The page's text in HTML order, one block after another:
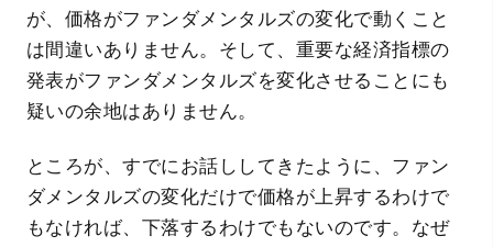
が、価格がファンダメンタルズの変化で動くこと
は間違いありません。そして、重要な経済指標の
発表がファンダメンタルズを変化させることにも
疑いの余地はありません。
ところが、すでにお話ししてきたように、ファン
ダメンタルズの変化だけで価格が上昇するわけで
もなければ、下落するわけでもないのです。なぜ